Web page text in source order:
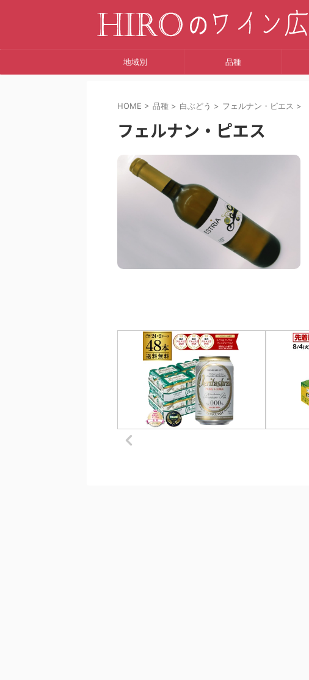
地域別 品種
HOME > 品種 > 白ぶどう > フェルナン・ピエス >
フェルナン・ピエス